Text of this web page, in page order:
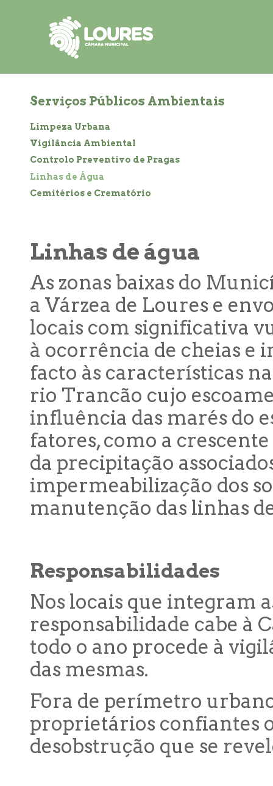
Serviços Públicos Ambientais
Limpeza Urbana
Vigilância Ambiental
Controlo Preventivo de Pragas
Linhas de Água
Cemitérios e Crematório
Linhas de água
As zonas baixas do
a Várzea de Loures e
locais com significativa
à ocorrência de cheias e
facto às características
rio Trancão cujo
influência das marés do
fatores, como a
da precipitação
impermeabilização dos
manutenção das linhas
Responsabilidades
Nos locais que integram
responsabilidade cabe à
todo o ano procede à
das mesmas.
Fora de perímetro
proprietários confiantes
desobstrução que se